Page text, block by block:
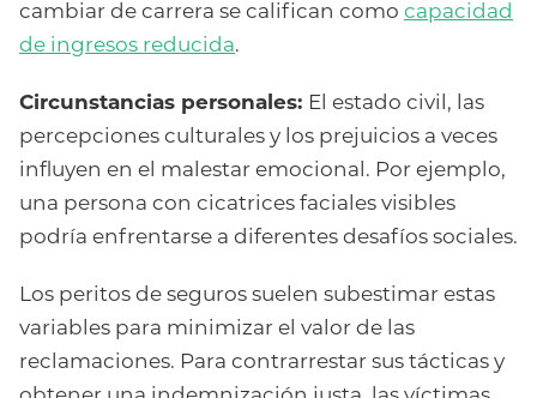
cambiar de carrera se califican como capacidad
de ingresos reducida.
Circunstancias personales: El estado civil, las
percepciones culturales y los prejuicios a veces
influyen en el malestar emocional. Por ejemplo,
una persona con cicatrices faciales visibles
podría enfrentarse a diferentes desafíos sociales.
Los peritos de seguros suelen subestimar estas
variables para minimizar el valor de las
reclamaciones. Para contrarrestar sus tácticas y